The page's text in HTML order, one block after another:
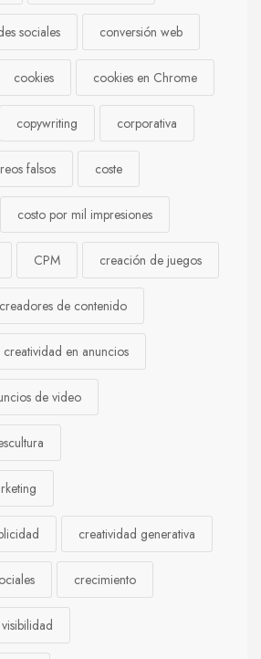
sociales conversión web
cookies cookies en Chrome
copywriting corporativa
falsos coste
costo por mil impresiones
CPM creación de juegos
creadores de contenido
creatividad en anuncios
de video
creatividad generativa
crecimiento